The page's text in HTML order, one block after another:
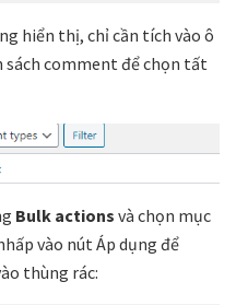
hiển thị, chỉ cần tích vào ô
sách comment để chọn tất
Bulk actions và chọn mục
vào nút Áp dụng để
thùng rác: